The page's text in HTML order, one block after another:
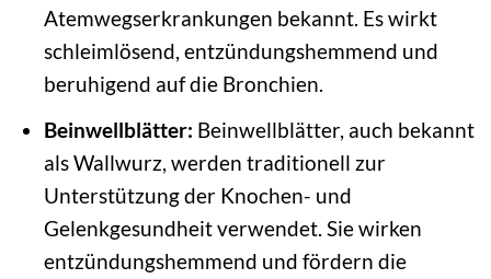
Atemwegserkrankungen bekannt. Es wirkt
schleimlösend, entzündungshemmend und
beruhigend auf die Bronchien.
Beinwellblätter: Beinwellblätter, auch bekannt
als Wallwurz, werden traditionell zur
Unterstützung der Knochen- und
Gelenkgesundheit verwendet. Sie wirken
entzündungshemmend und fördern die